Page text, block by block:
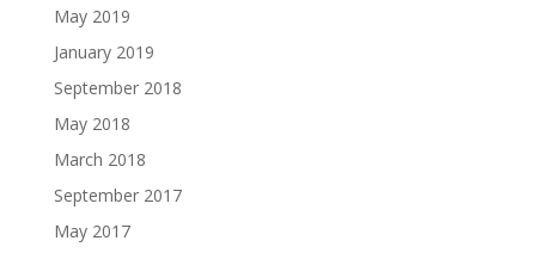
May 2019
January 2019
September 2018
May 2018
March 2018
September 2017
May 2017